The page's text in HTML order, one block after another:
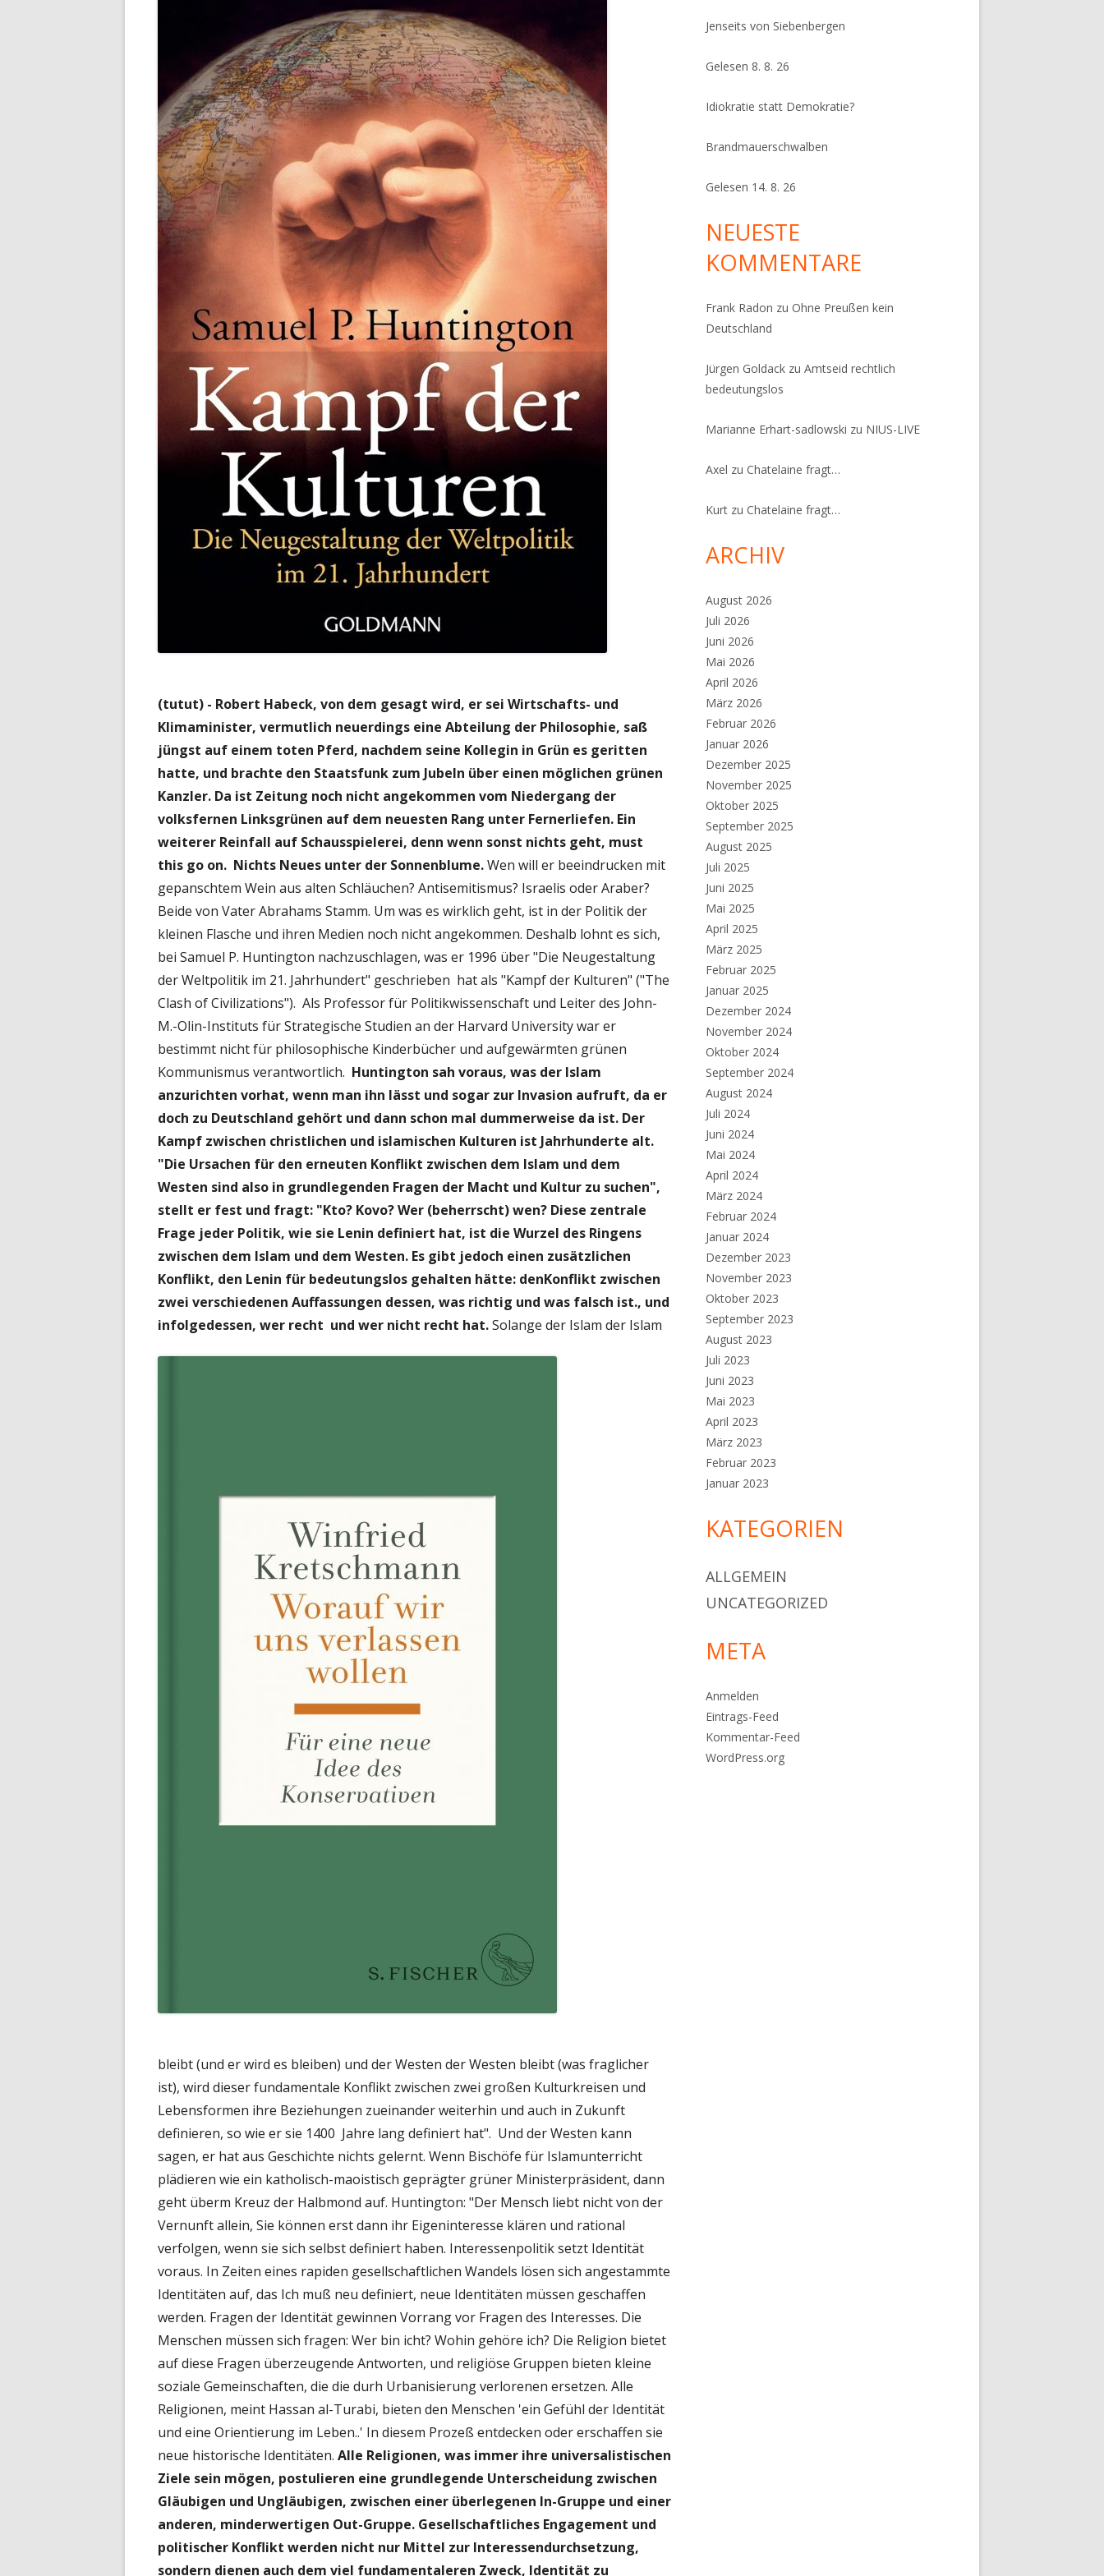
(tutut) - Robert Habeck, von dem gesagt wird, er sei Wirtschafts- und
Klimaminister, vermutlich neuerdings eine Abteilung der Philosophie, saß
jüngst auf einem toten Pferd, nachdem seine Kollegin in Grün es geritten
hatte, und brachte den Staatsfunk zum Jubeln über einen möglichen grünen
Kanzler. Da ist Zeitung noch nicht angekommen vom Niedergang der
volksfernen Linksgrünen auf dem neuesten Rang unter Fernerliefen. Ein
weiterer Reinfall auf Schausspielerei, denn wenn sonst nichts geht, must
this go on. Nichts Neues unter der Sonnenblume.Wen will er beeindrucken mit
gepanschtem Wein aus alten Schläuchen? Antisemitismus? Israelis oder Araber?
Beide von Vater Abrahams Stamm. Um was es wirklich geht, ist in der Politik der
kleinen Flasche und ihren Medien noch nicht angekommen. Deshalb lohnt es sich,
bei Samuel P. Huntington nachzuschlagen, was er 1996 über "Die Neugestaltung
der Weltpolitik im 21. Jahrhundert" geschrieben hat als "Kampf der Kulturen" ("The
Clash of Civilizations"). Als Professor für Politikwissenschaft und Leiter des John-
M.-Olin-Instituts für Strategische Studien an der Harvard University war er
bestimmt nicht für philosophische Kinderbücher und aufgewärmten grünen
Kommunismus verantwortlich. Huntington sah voraus, was der Islam
anzurichten vorhat, wenn man ihn lässt und sogar zur Invasion aufruft, da er
doch zu Deutschland gehört und dann schon mal dummerweise da ist. Der
Kampf zwischen christlichen und islamischen Kulturen ist Jahrhunderte alt.
"Die Ursachen für den erneuten Konflikt zwischen dem Islam und dem
Westen sind also in grundlegenden Fragen der Macht und Kultur zu suchen",
stellt er fest und fragt: "Kto? Kovo? Wer (beherrscht) wen? Diese zentrale
Frage jeder Politik, wie sie Lenin definiert hat, ist die Wurzel des Ringens
zwischen dem Islam und dem Westen. Es gibt jedoch einen zusätzlichen
Konflikt, den Lenin für bedeutungslos gehalten hätte: denKonflikt zwischen
zwei verschiedenen Auffassungen dessen, was richtig und was falsch ist., und
infolgedessen, wer recht und wer nicht recht hat.Solange der Islam der Islam
bleibt (und er wird es bleiben) und der Westen der Westen bleibt (was fraglicher
ist), wird dieser fundamentale Konflikt zwischen zwei großen Kulturkreisen und
Lebensformen ihre Beziehungen zueinander weiterhin und auch in Zukunft
definieren, so wie er sie 1400 Jahre lang definiert hat". Und der Westen kann
sagen, er hat aus Geschichte nichts gelernt. Wenn Bischöfe für Islamunterricht
plädieren wie ein katholisch-maoistisch geprägter grüner Ministerpräsident, dann
geht überm Kreuz der Halbmond auf. Huntington: "Der Mensch liebt nicht von der
Vernunft allein, Sie können erst dann ihr Eigeninteresse klären und rational
verfolgen, wenn sie sich selbst definiert haben. Interessenpolitik setzt Identität
voraus. In Zeiten eines rapiden gesellschaftlichen Wandels lösen sich angestammte
Identitäten auf, das Ich muß neu definiert, neue Identitäten müssen geschaffen
werden. Fragen der Identität gewinnen Vorrang vor Fragen des Interesses. Die
Menschen müssen sich fragen: Wer bin icht? Wohin gehöre ich? Die Religion bietet
auf diese Fragen überzeugende Antworten, und religiöse Gruppen bieten kleine
soziale Gemeinschaften, die die durh Urbanisierung verlorenen ersetzen. Alle
Religionen, meint Hassan al-Turabi, bieten den Menschen 'ein Gefühl der Identität
und eine Orientierung im Leben..' In diesem Prozeß entdecken oder erschaffen sie
neue historische Identitäten. Alle Religionen, was immer ihre universalistischen
Ziele sein mögen, postulieren eine grundlegende Unterscheidung zwischen
Gläubigen und Ungläubigen, zwischen einer überlegenen In-Gruppe und einer
anderen, minderwertigen Out-Gruppe. Gesellschaftliches Engagement und
politischer Konflikt werden nicht nur Mittel zur Interessendurchsetzung,
sondern dienen auch dem viel fundamentaleren Zweck, Identität zu
Jenseits von Siebenbergen
Gelesen 8. 8. 26
Idiokratie statt Demokratie?
Brandmauerschwalben
Gelesen 14. 8. 26
NEUESTE
KOMMENTARE
Frank Radon zuOhne Preußen kein
Deutschland
Jürgen Goldack zuAmtseid rechtlich
bedeutungslos
Marianne Erhart-sadlowski zu NIUS-LIVE
Axel zuChatelaine fragt…
Kurt zuChatelaine fragt…
ARCHIV
August 2026
Juli 2026
Juni 2026
Mai 2026
April 2026
März 2026
Februar 2026
Januar 2026
Dezember 2025
November 2025
Oktober 2025
September 2025
August 2025
Juli 2025
Juni 2025
Mai 2025
April 2025
März 2025
Februar 2025
Januar 2025
Dezember 2024
November 2024
Oktober 2024
September 2024
August 2024
Juli 2024
Juni 2024
Mai 2024
April 2024
März 2024
Februar 2024
Januar 2024
Dezember 2023
November 2023
Oktober 2023
September 2023
August 2023
Juli 2023
Juni 2023
Mai 2023
April 2023
März 2023
Februar 2023
Januar 2023
KATEGORIEN
ALLGEMEIN
UNCATEGORIZED
META
Anmelden
Eintrags-Feed
Kommentar-Feed
WordPress.org